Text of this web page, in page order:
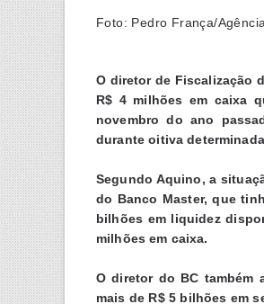
Foto: Pedro França/
O diretor de Fiscalização
R$ 4 milhões em caixa
novembro do ano
durante oitiva
Segundo Aquino, a
do Banco Master, que
bilhões em liquidez
milhões em caixa.
O diretor do BC também
mais de R$ 5 bilhões em